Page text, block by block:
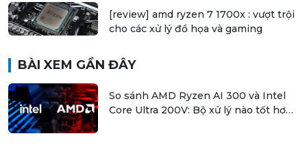
[review] amd ryzen 7 1700x : vượt trội
cho các xử lý đồ họa và gaming
BÀI XEM GẦN ĐÂY
So sánh AMD Ryzen AI 300 và Intel
Core Ultra 200V: Bộ xử lý nào tốt hơn